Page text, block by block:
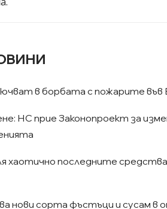
в борбата с пожарите във
НС прие Законопроект за
хаотично последните
нови сорта фъстъци и сусам в